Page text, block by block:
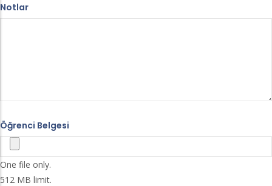
Notlar
Öğrenci Belgesi
One file only.
512 MB limit.